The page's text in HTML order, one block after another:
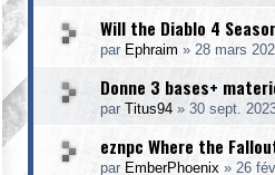
Will the Diablo 4
par Ephraim » 28 mars
Donne 3 bases+
par Titus94 » 30 sept.
eznpc Where the
par EmberPhoenix » 26